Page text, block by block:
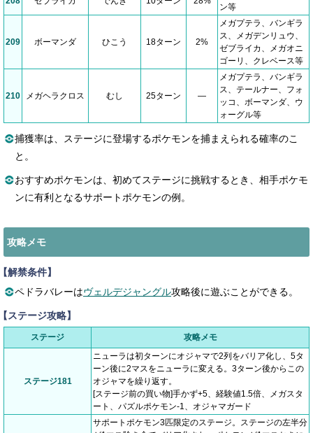
ン等
209 ボーマンダ ひこう 18ターン 2%
メガプテラ、バンギラ
ス、メガデンリュウ、
ゼブライカ、メガオニ
ゴーリ、クレベース等
210 メガヘラクロス むし 25ターン ―
メガプテラ、バンギラ
ス、テールナー、フォ
ッコ、ボーマンダ、ウ
ォーグル等
捕獲率は、ステージに登場するポケモンを捕まえられる確率のこ
と。
おすすめポケモンは、初めてステージに挑戦するとき、相手ポケモ
ンに有利となるサポートポケモンの例。
攻略メモ
解禁条件】
ペドラバレーはヴェルデジャングル攻略後に遊ぶことができる。
ステージ攻略】
ステージ 攻略メモ
ステージ181
ニューラは初ターンにオジャマで2列をバリア化し、5タ
ーン後に2マスをニューラに変える。3ターン後からこの
オジャマを繰り返す。
[ステージ前の買い物]手かず+5、経験値1.5倍、メガスタ
ート、パズルポケモン-1、オジャマガード
サポートポケモン3匹限定のステージ。ステージの左半分